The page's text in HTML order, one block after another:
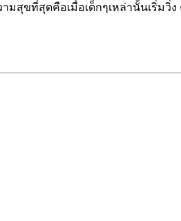
มสุขที่สุดคือเมื่อเด็กๆเหล่านั้นเริ่มวิ่ง